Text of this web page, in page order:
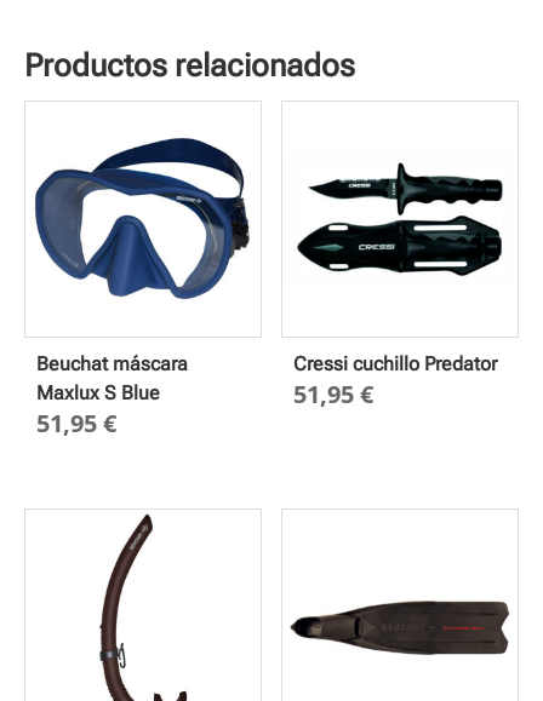
Productos relacionados
Beuchat máscara
Maxlux S Blue
51,95€
Cressi cuchillo Predator
51,95€